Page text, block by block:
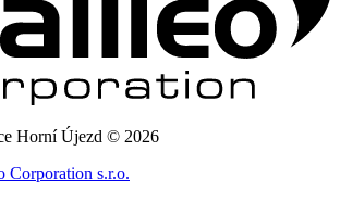
Horní Újezd © 2026
Corporation s.r.o.